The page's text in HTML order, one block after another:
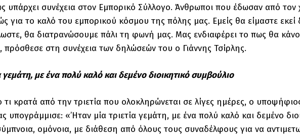
υπάρχει συνέχεια στον Εμπορικό Σύλλογο. Άνθρωποι που έδωσαν από
για το καλό του εμπορικού κόσμου της πόλης μας. Εμείς θα είμαστε
θα διατρανώσουμε πάλι τη φωνή μας. Μας ενδιαφέρει το πως θα
πρόσθεσε στη συνέχεια των δηλώσεών του ο Γιάννης Τσίρλης.
γεμάτη, με ένα πολύ καλό και δεμένο διοικητικό συμβούλιο
τι κρατά από την τριετία που ολοκληρώνεται σε λίγες ημέρες, ο
υπογράμμισε: «’Ηταν μία τριετία γεμάτη, με ένα πολύ καλό και δεμένο
ομόνοια, με διάθεση από όλους τους συναδέλφους για να